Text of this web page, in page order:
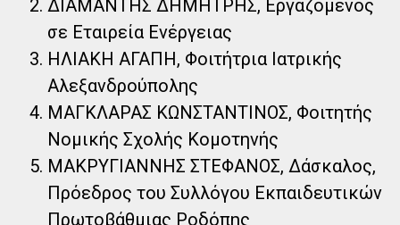
ΔΙΑΜΑΝΤΗΣ ΔΗΜΗΤΡΗΣ, Εργαζόμενος
σε Εταιρεία Ενέργειας
ΗΛΙΑΚΗ ΑΓΑΠΗ, Φοιτήτρια Ιατρικής
Αλεξανδρούπολης
ΜΑΓΚΛΑΡΑΣ ΚΩΝΣΤΑΝΤΙΝΟΣ, Φοιτητής
Νομικής Σχολής Κομοτηνής
ΜΑΚΡΥΓΙΑΝΝΗΣ ΣΤΕΦΑΝΟΣ, Δάσκαλος,
Πρόεδρος του Συλλόγου Εκπαιδευτικών
Πρωτοβάθμιας Ροδόπης